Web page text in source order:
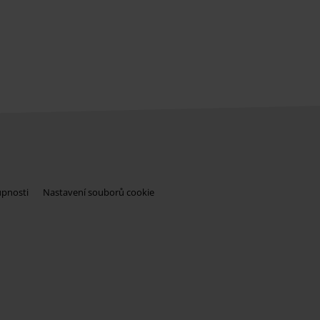
Nastavení souborů cookie